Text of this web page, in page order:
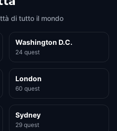
di tutto il mondo
Washington D.C.
24 quest
London
60 quest
Sydney
29 quest